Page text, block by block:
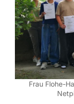
Frau Flohe-